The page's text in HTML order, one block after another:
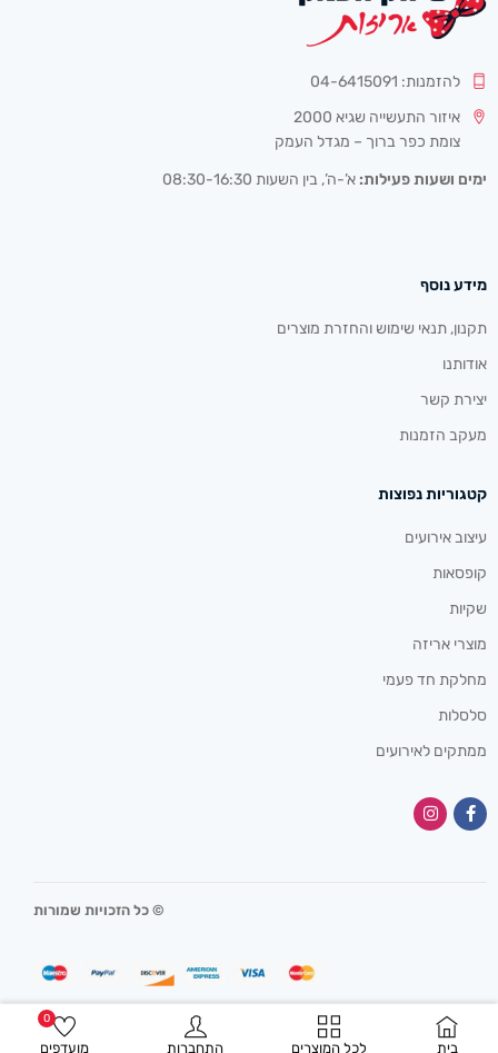
בית לכל המוצרים התחברות מועדפים
0
להזמנות: 04-6415091
איזור התעשייה שגיא 2000
צומת כפר ברוך – מגדל העמק
ימים ושעות פעילות: א’-ה’, בין השעות 08:30-16:30
מידע נוסף
תקנון, תנאי שימוש והחזרת מוצרים
אודותנו
יצירת קשר
מעקב הזמנות
קטגוריות נפוצות
עיצוב אירועים
קופסאות
שקיות
מוצרי אריזה
מחלקת חד פעמי
סלסלות
ממתקים לאירועים
© כל הזכויות שמורות